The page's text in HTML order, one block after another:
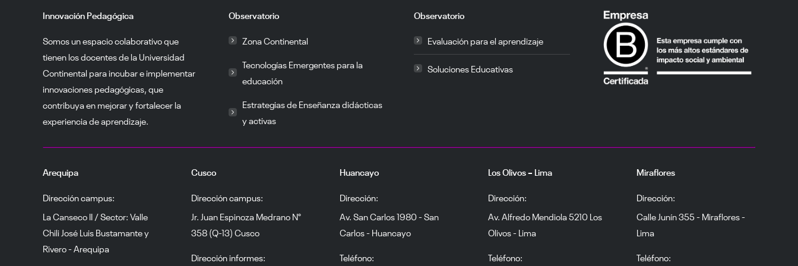
Innovación Pedagógica
Somos un espacio colaborativo que
tienen los docentes de la Universidad
Continental para incubar e implementar
innovaciones pedagógicas, que
contribuya en mejorar y fortalecer la
experiencia de aprendizaje.
Observatorio
Zona Continental
Tecnologías Emergentes para la
educación
Estrategias de Enseñanza didácticas
y activas
Observatorio
Evaluación para el aprendizaje
Soluciones Educativas
Arequipa
Dirección campus:
La Canseco II / Sector: Valle
Chili José Luis Bustamante y
Rivero - Arequipa
Cusco
Dirección campus:
Jr. Juan Espinoza Medrano N°
358 (Q-13) Cusco
Dirección informes:
Huancayo
Dirección:
Av. San Carlos 1980 - San
Carlos - Huancayo
Teléfono:
Los Olivos – Lima
Dirección:
Av. Alfredo Mendiola 5210 Los
Olivos - Lima
Teléfono:
Miraflores
Dirección:
Calle Junín 355 - Miraflores -
Lima
Teléfono: